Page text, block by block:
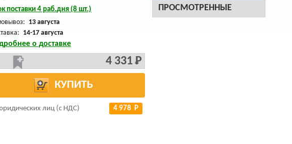
ПРОСМОТРЕННЫЕ
поставки 4 раб.дня (8 шт.)
13 августа
14-17 августа
о доставке
4 331 Р
КУПИТЬ
лиц (с НДС) 4 978 Р